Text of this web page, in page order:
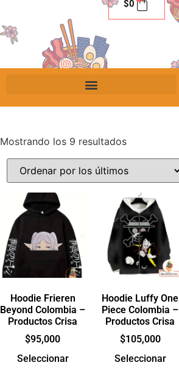
$0
Mostrando los 9 resultados
Hoodie Frieren
Beyond Colombia –
Productos Crisa
$95,000
Seleccionar
Hoodie Luffy One
Piece Colombia –
Productos Crisa
$105,000
Seleccionar